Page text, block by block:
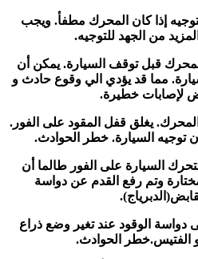
إذا كان المحرك مطفأ. ويجب
من الجهد للتوجيه.
قبل توقف السيارة. يمكن أن
مما قد يؤدي الي وقوع حادث و
لإصابات خطيرة.
يغلق قفل المقود على الفور.
توجيه السيارة. خطر الحوادث.
السيارة على الفور طالما أن
وتم رفع القدم عن دواسة
دواسة الوقود عند تغير وضع ذراع
الفتيس.خطر الحوادث.